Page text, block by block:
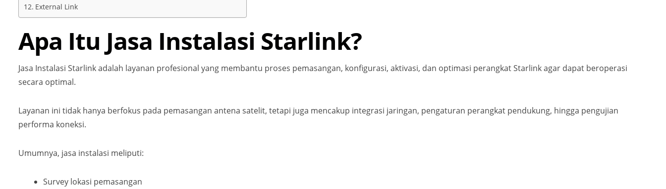
External Link
Apa Itu Jasa Instalasi Starlink?
Jasa Instalasi Starlink adalah layanan profesional yang membantu proses pemasangan, konfigurasi, aktivasi, dan optimasi perangkat Starlink agar dapat beroperasi
secara optimal.
Layanan ini tidak hanya berfokus pada pemasangan antena satelit, tetapi juga mencakup integrasi jaringan, pengaturan perangkat pendukung, hingga pengujian
performa koneksi.
Umumnya, jasa instalasi meliputi:
Survey lokasi pemasangan